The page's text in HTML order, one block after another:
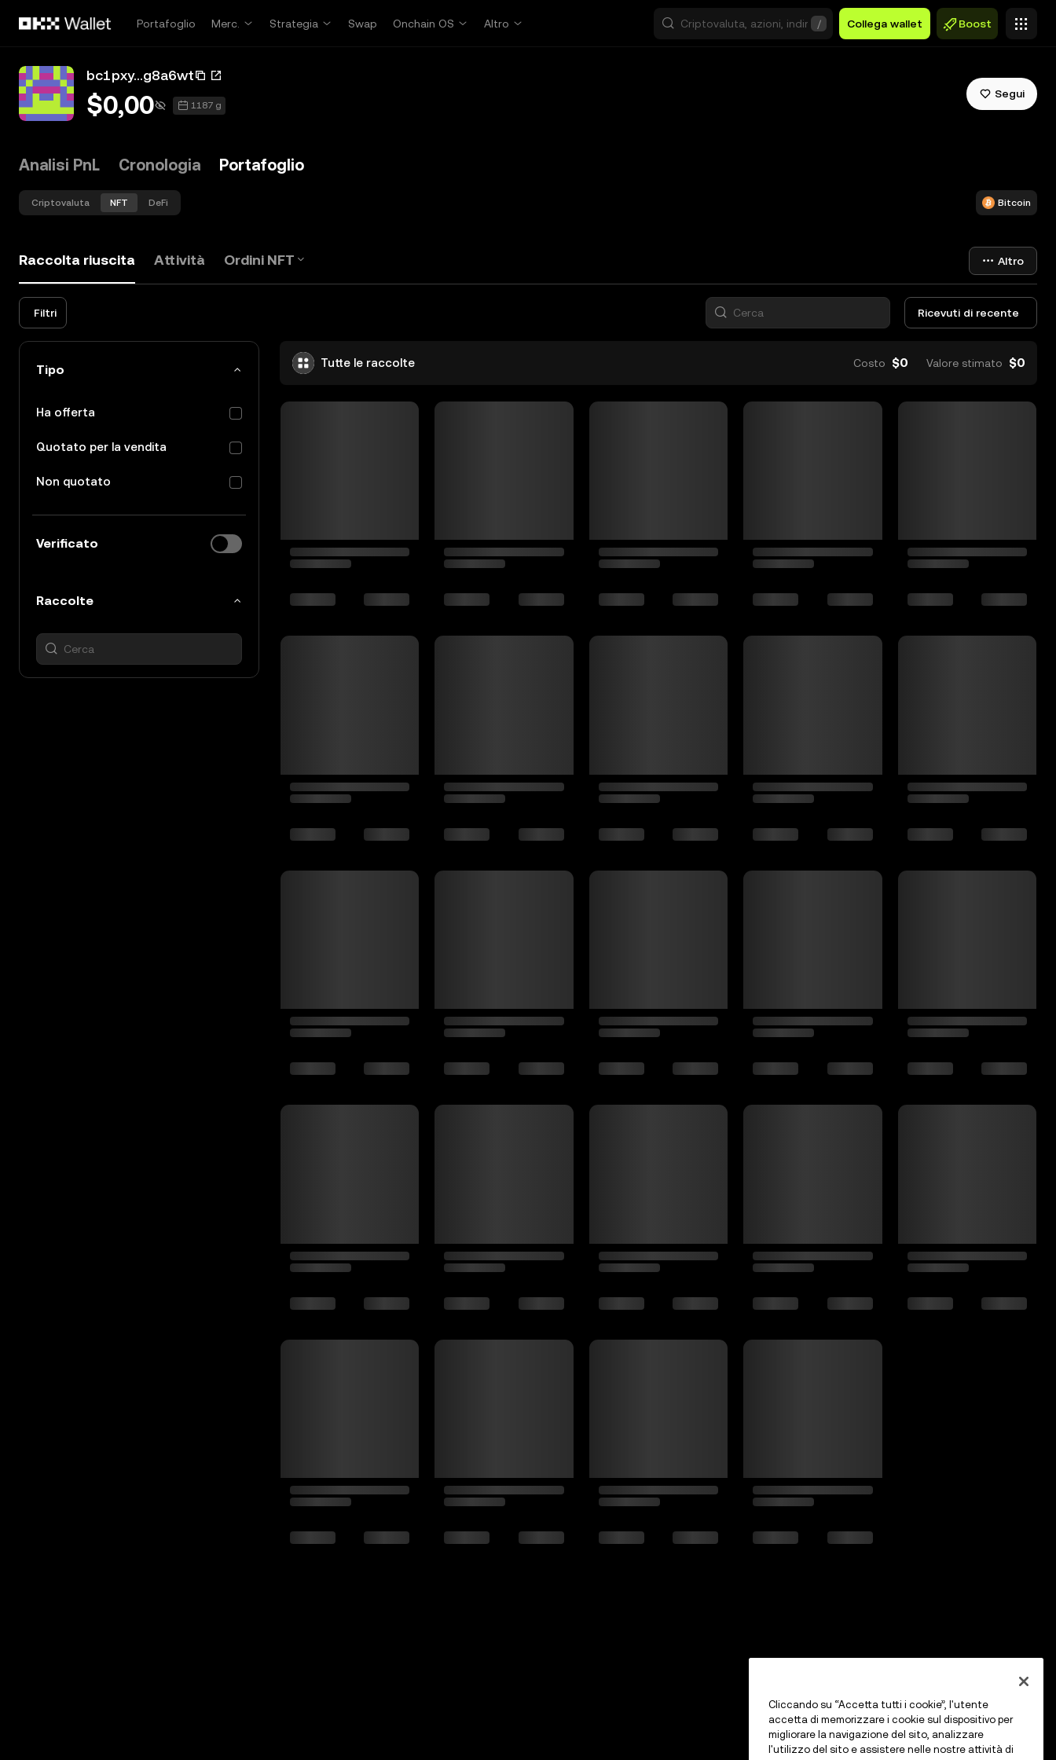
Portafoglio
Merc. Strategia Swap Onchain OS Altro / Collega wallet Boost
bc1pxy...g8a6wt
$0,00 1187 g
Segui
Analisi PnL Cronologia Portafoglio
Criptovaluta NFT DeFi Bitcoin
Raccolta riuscita Attività Ordini NFT Altro
Filtri Ricevuti di recente
Tipo
Ha offerta
Quotato per la vendita
Non quotato
Verificato
Raccolte
Tutte le raccolte Costo $0 Valore stimato $0
Cliccando su “Accetta tutti i cookie”, l'utente
accetta di memorizzare i cookie sul dispositivo per
migliorare la navigazione del sito, analizzare
l'utilizzo del sito e assistere nelle nostre attività di